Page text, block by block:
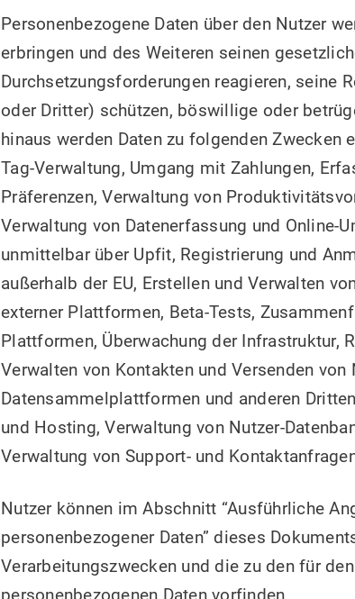
Personenbezogene Daten über den Nutzer
erbringen und des Weiteren seinen
Durchsetzungsforderungen reagieren, seine
oder Dritter) schützen, böswillige oder
hinaus werden Daten zu folgenden Zwecken
Tag-Verwaltung, Umgang mit Zahlungen,
Präferenzen, Verwaltung von
Verwaltung von Datenerfassung und Online-
unmittelbar über Upfit, Registrierung und
außerhalb der EU, Erstellen und Verwalten
externer Plattformen, Beta-Tests,
Plattformen, Überwachung der Infrastruktur,
Verwalten von Kontakten und Versenden
Datensammelplattformen und anderen
und Hosting, Verwaltung von Nutzer-
Verwaltung von Support- und
Nutzer können im Abschnitt “Ausführliche
personenbezogener Daten” dieses
Verarbeitungszwecken und die zu den für